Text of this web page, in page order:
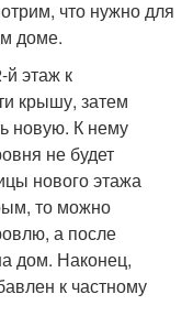
что нужно для
доме.
этаж к
крышу, затем
новую. К нему
не будет
нового этажа
то можно
а после
дом. Наконец,
к частному